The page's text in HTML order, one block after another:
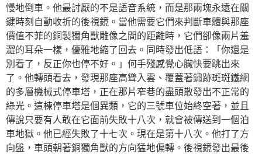
慢地倒車。他最討厭的不是語音系統，而是那兩塊永遠在關
鍵時刻自動收折的後視鏡。當他需要它們來判斷車體與那座
價值不菲的銅製獨角獸雕像之間的距離時，它們卻像兩片羞
澀的耳朵一樣，優雅地縮了回去。同時發出低語：「你還是
別看了，反正你也停不好。」何手殘感覺心臟快要跳出來
了。他轉頭看去，發現那座高聳入雲、覆蓋著鏽跡斑斑鐵網
的多層機械式停車塔，正在那片窄巷的盡頭散發出不正常的
綠光。這棟停車塔是個異類，它的三號車位始終空著，並且
傳說只要有人敢在它面前失敗十八次，就會被傳送到一個泊
車地獄。他已經失敗了十七次。現在是第十八次。他打了方
向盤，車頭朝著銅獨角獸的方向猛地偏轉。後視鏡發出最後